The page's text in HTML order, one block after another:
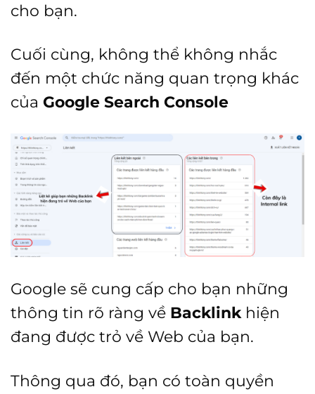
cho bạn.
Cuối cùng, không thể không nhắc
đến một chức năng quan trọng khác
của Google Search Console
Google sẽ cung cấp cho bạn những
thông tin rõ ràng về Backlinkhiện
đang được trỏ về Web của bạn.
Thông qua đó, bạn có toàn quyền